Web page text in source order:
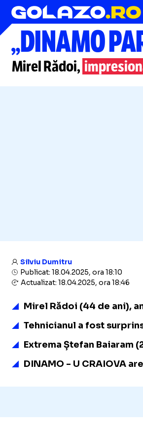
Superliga
„DINAMO
Mirel Rădoi,
Silviu Dumitru
Publicat: 18.04.2025, ora 18:10
Actualizat: 18.04.2025, ora 18:46
Mirel Rădoi (44 de ani),
Tehnicianul a fost
Extrema Ștefan Baiaram
DINAMO - U CRAIOVA